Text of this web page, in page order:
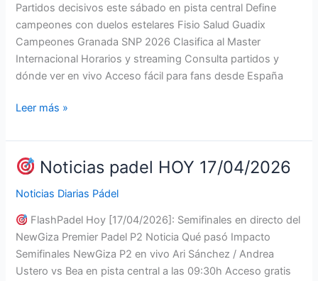
Partidos decisivos este sábado en pista central Define
campeones con duelos estelares Fisio Salud Guadix
Campeones Granada SNP 2026 Clasifica al Master
Internacional Horarios y streaming Consulta partidos y
dónde ver en vivo Acceso fácil para fans desde España
padel
HOY
18/04/2026
Leer más »
Noticias padel HOY 17/04/2026
Noticias Diarias Pádel
FlashPadel Hoy [17/04/2026]: Semifinales en directo del
NewGiza Premier Padel P2 Noticia Qué pasó Impacto
Semifinales NewGiza P2 en vivo Ari Sánchez / Andrea
Ustero vs Bea en pista central a las 09:30h Acceso gratis